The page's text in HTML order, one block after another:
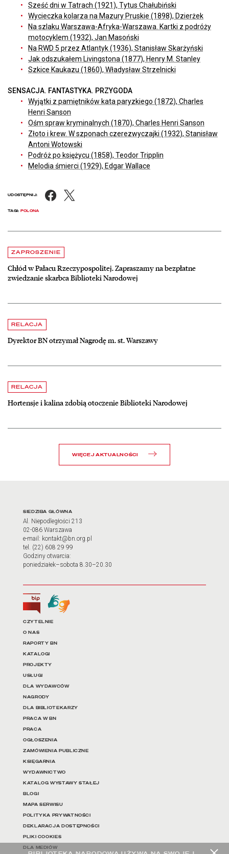
Sześć dni w Tatrach (1921), Tytus Chałubiński
Wycieczka kolarza na Mazury Pruskie (1898), Dzierżek
Na szlaku Warszawa-Afryka-Warszawa. Kartki z podróży
motocyklem (1932), Jan Masoński
Na RWD 5 przez Atlantyk (1936), Stanisław Skarżyński
Jak odszukałem Livingstona (1877), Henry M. Stanley
Szkice Kaukazu (1860), Władysław Strzelnicki
SENSACJA. FANTASTYKA. PRZYGODA
Wyjątki z pamiętników kata paryzkiego (1872), Charles
Henri Sanson
Ośm spraw kryminalnych (1870), Charles Henri Sanson
Złoto i krew. W szponach czerezwyczajki (1932), Stanisław
Antoni Wotowski
Podróż po księżycu (1858), Teodor Tripplin
Melodia śmierci (1929), Edgar Wallace
UDOSTĘPNIJ: Facebook
TAGI: POLONA
Aktualności
ZAPROSZENIE
Chłód w Pałacu Rzeczypospolitej. Zapraszamy na bezpłatne
zwiedzanie skarbca Biblioteki Narodowej
czytaj więcej o Chłód w Pałacu Rzeczypospolitej. Zapraszamy na
RELACJA
Dyrektor BN otrzymał Nagrodę m. st. Warszawy
czytaj więcej o Dyrektor BN otrzymał Nagrodę m. st. Warszawy
RELACJA
Hortensje i kalina zdobią otoczenie Biblioteki Narodowej
czytaj więcej o Hortensje i kalina zdobią otoczenie Biblioteki
WIĘCEJ AKTUALNOŚCI
Adres oraz godziny
SIEDZIBA GŁÓWNA
Al. Niepodległości 213
02-086 Warszawa
e-mail: kontakt@bn.org.pl
tel. (22) 608 29 99
Godziny otwarcia:
poniedziałek–sobota 8.30–20.30
Biuletyn Informacji Publicznej
Tłumacz języka migowego
Linki do najważniejszych
CZYTELNIE
O NAS
RAPORTY BN
KATALOGI
PROJEKTY
USŁUGI
DLA WYDAWCÓW
NAGRODY
DLA BIBLIOTEKARZY
PRACA W BN
PRACA
OGŁOSZENIA
ZAMÓWIENIA PUBLICZNE
KSIĘGARNIA
WYDAWNICTWO
KATALOG WYSTAWY STAŁEJ
BLOGI
MAPA SERWISU
POLITYKA PRYWATNOŚCI
DEKLARACJA DOSTĘPNOŚCI
PLIKI COOKIES
DLA MEDIÓW